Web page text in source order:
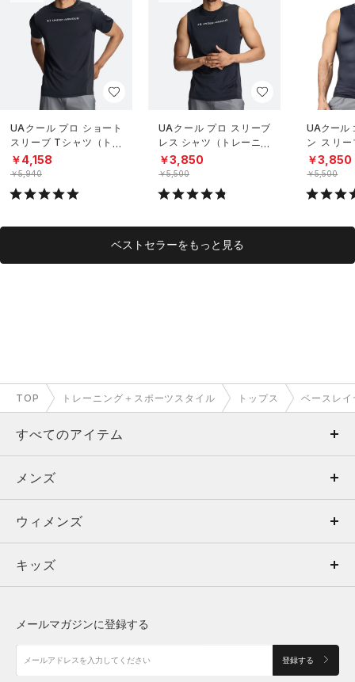
UAクール プロ ショート
スリーブ Tシャツ（トレ
ーニング/MEN）
￥4,158
￥5,940
UAクール プロ スリーブ
レス シャツ（トレーニン
グ/MEN）
￥3,850
￥5,500
UAクール
ン スリ
（トレー
￥3,850
￥5,500
ベストセラーをもっと見る
TOP トレーニング＋スポーツスタイル トップス ベースレ
すべてのアイテム
メンズ
ウィメンズ
キッズ
アクセサリー
メンズ
トップス
ボトムス
アクセサリー
ウィメンズ
トップス
シューズ
キッズ
メールマガジンに登録する
登録する